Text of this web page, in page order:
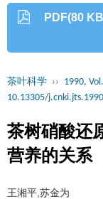
PDF(80
茶叶科学 ›› 1990,
10.13305/
茶树硝酸还
营养的关系
王湘平,苏金为